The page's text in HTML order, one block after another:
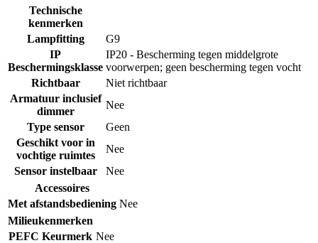
Technische
kenmerken
Lampfitting
G9
IP
Beschermingsklasse
IP20 - Bescherming tegen middelgrote
voorwerpen; geen bescherming tegen vocht
Richtbaar
Niet richtbaar
Armatuur inclusief
dimmer
Nee
Type sensor
Geen
Geschikt voor in
vochtige ruimtes
Nee
Sensor instelbaar
Nee
Accessoires
Met afstandsbediening Nee
Milieukenmerken
PEFC Keurmerk Nee